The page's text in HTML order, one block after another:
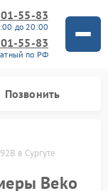
55-83
до 20:00
55-83
по РФ
Позвонить
в Сургуте
Beko